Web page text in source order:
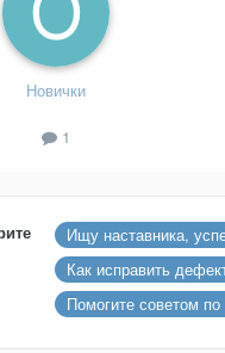
Новички
1
Ищу наставника,
Как исправить
Помогите советом